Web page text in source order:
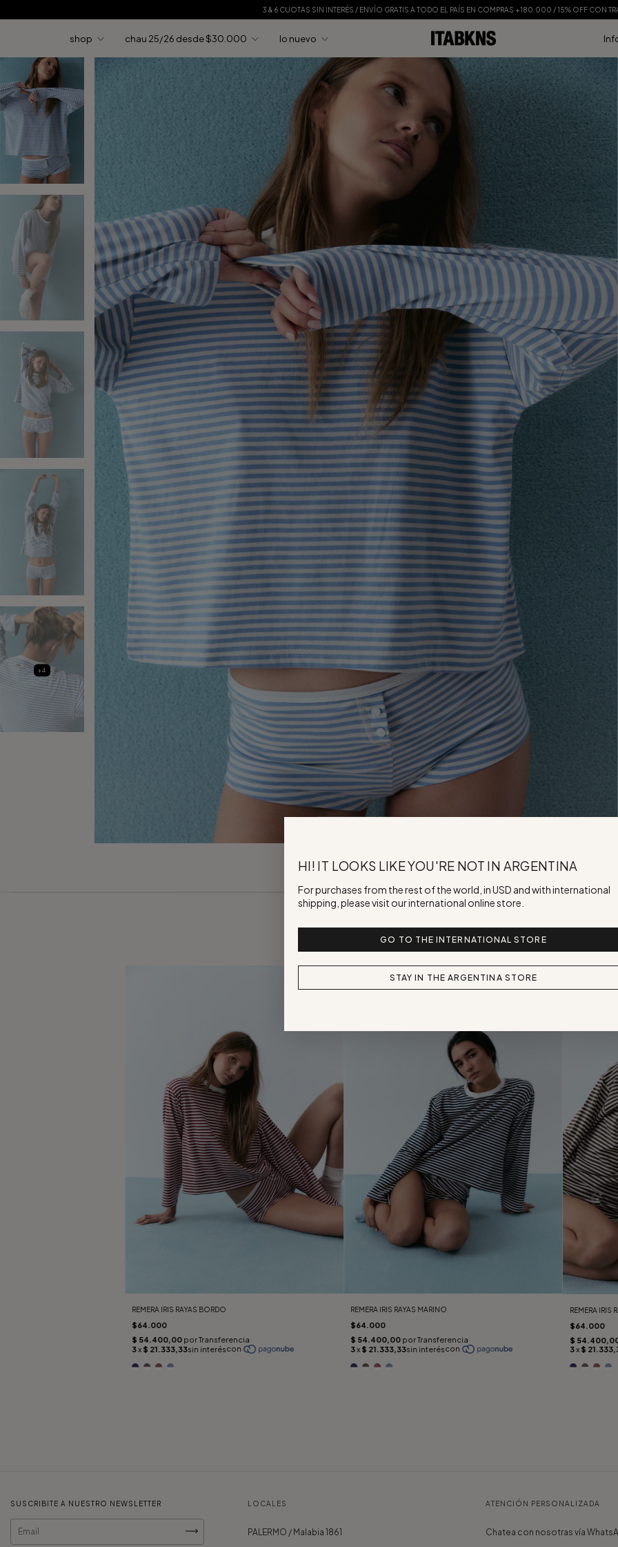
3 & 6 CUOTAS SIN INTERÉS / ENVÍO GRATIS A TODO EL PAÍS EN COMPRAS +180.000 / 15% OFF CON
shop chau 25/26 desde $30.000 lo nuevo
+4
Productos Relacionados
REMERA IRIS RAYAS BORDO
$64.000
REMERA IRIS RAYAS MARINO
$64.000
REMERA IRIS
$64.000
SUSCRIBITE A NUESTRO NEWSLETTER LOCALES
PALERMO / Malabia 1861
ATENCIÓN PERSONALIZADA
Chatea con nosotras vía
HI! IT LOOKS LIKE YOU'RE NOT IN ARGENTINA
For purchases from the rest of the world, in USD and with international
shipping, please visit our international online store.
GO TO THE INTERNATIONAL STORE
STAY IN THE ARGENTINA STORE